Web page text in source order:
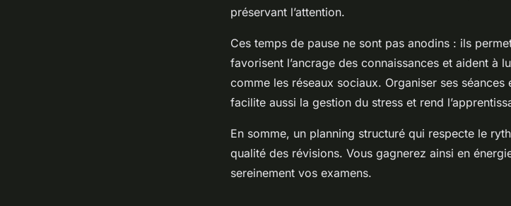
préservant l’attention.
Ces temps de pause ne sont pas anodins : ils
favorisent l’ancrage des connaissances et aident à
comme les réseaux sociaux. Organiser ses
facilite aussi la gestion du stress et rend
En somme, un planning structuré qui respecte le
qualité des révisions. Vous gagnerez ainsi en
sereinement vos examens.